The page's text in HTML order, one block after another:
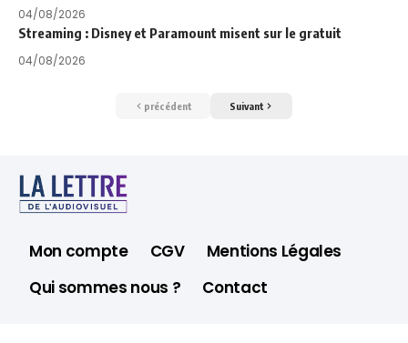
04/08/2026
Streaming : Disney et Paramount misent sur le gratuit
04/08/2026
précédent Suivant
Mon compte CGV
Mentions Légales
Qui sommes nous ?
Contact